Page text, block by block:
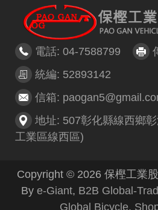
電話: 04-7588799
統編: 52893142
信箱:
地址: 507彰化縣線西鄉彰
工業區線西區)
Copyright © 2026 保樫工業
By e-Giant, B2B Global-
Global Bicycle,